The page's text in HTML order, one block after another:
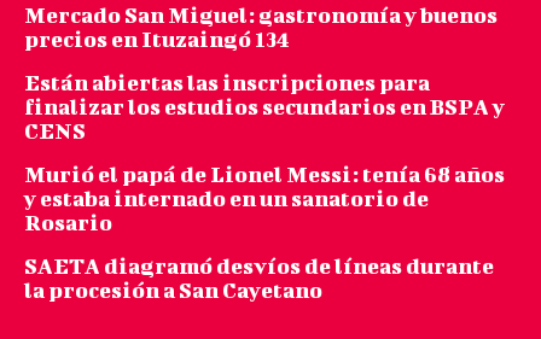
Mercado San Miguel: gastronomía y buenos
precios en Ituzaingó 134
Están abiertas las inscripciones para
finalizar los estudios secundarios en BSPA y
CENS
Murió el papá de Lionel Messi: tenía 68 años
y estaba internado en un sanatorio de
Rosario
SAETA diagramó desvíos de líneas durante
la procesión a San Cayetano